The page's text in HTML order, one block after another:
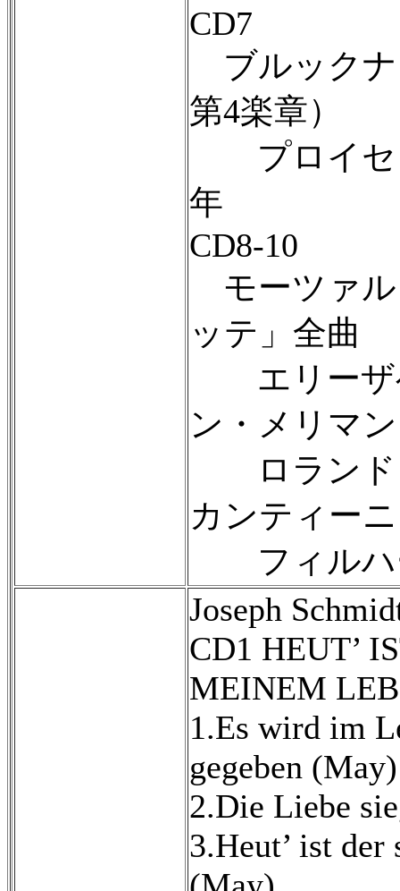
CD7
ブルックナ
第4楽章）
プロイセ
年
CD8-10
モーツァル
ッテ」全曲
エリーザ
ン・メリマ
ロランド
カンティー
フィルハ
Joseph
CD1 HEUT’
MEINEM
1.Es wird im
gegeben (May)
2.Die Liebe
3.Heut’ ist der